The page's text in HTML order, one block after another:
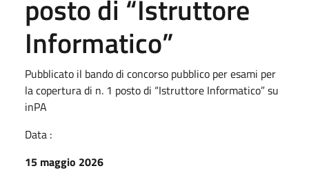
posto di “Istruttore
Informatico”
Pubblicato il bando di concorso pubblico per esami per
la copertura di n. 1 posto di “Istruttore Informatico” su
inPA
Data :
15 maggio 2026